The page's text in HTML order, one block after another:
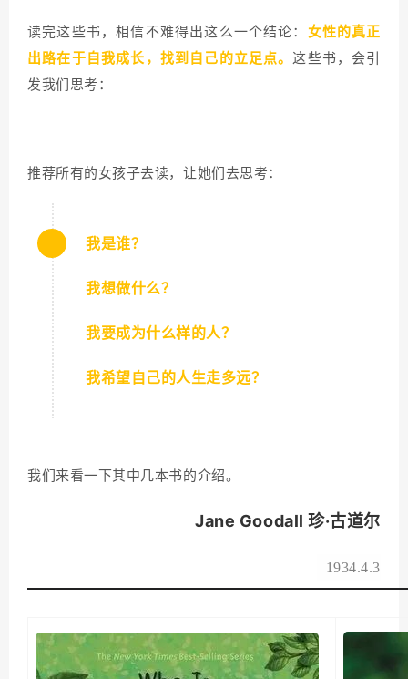
读完这些书，相信不难得出这么一个结论： 女性的真正
出路在于自我成长，找到自己的立足点。这些书，会引
发我们 思考：
推荐所有的女孩子去读，让她们去思考：
我是谁？
我想做什么？
我要成为什么样的人？
我希望自己的人生走多远？
我们来看一下其中几本书的介绍。
Jane Goodall珍·古道尔
1934.4.3